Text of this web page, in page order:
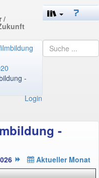
/
-
Login
-
Aktueller Monat